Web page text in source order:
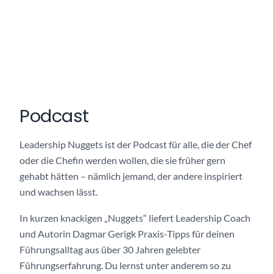
Podcast
Leadership Nuggets ist der Podcast für alle, die der Chef
oder die Chefin werden wollen, die sie früher gern
gehabt hätten – nämlich jemand, der andere inspiriert
und wachsen lässt.
In kurzen knackigen „Nuggets“ liefert Leadership Coach
und Autorin Dagmar Gerigk Praxis-Tipps für deinen
Führungsalltag aus über 30 Jahren gelebter
Führungserfahrung. Du lernst unter anderem so zu